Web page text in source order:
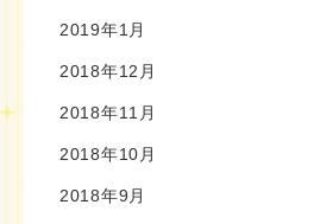
2019年1月
2018年12月
2018年11月
2018年10月
2018年9月